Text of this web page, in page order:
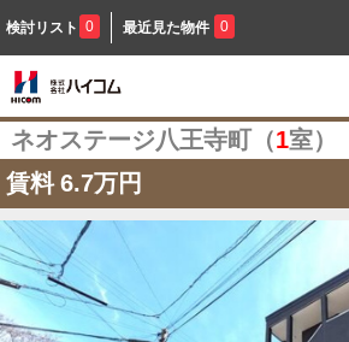
検討リスト 0 最近見た物件 0
ネオステージ八王寺町（1室）
賃料 6.7万円